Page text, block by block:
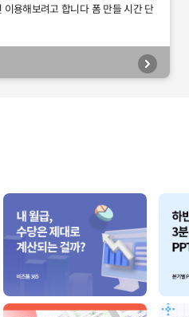
용해보려고 합니다 폼 만들 시간 단